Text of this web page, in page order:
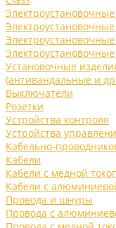
Установочные
(антивандальные и
Выключатели
Розетки
Устройства контроля
Устройства
Кабельно-
Кабели
Кабели с медной
Кабели с
Провода и шнуры
Провода с